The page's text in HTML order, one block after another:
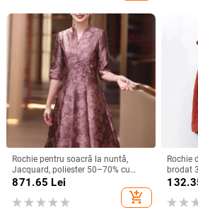
Rochie pentru soacră la nuntă,
Jacquard, poliester 50–70% cu
spandex <30%, lungime midi,
primăvara 2025, stil socialite
871.65 Lei
add_shopping_cart
Rochie
brodat
scurte,